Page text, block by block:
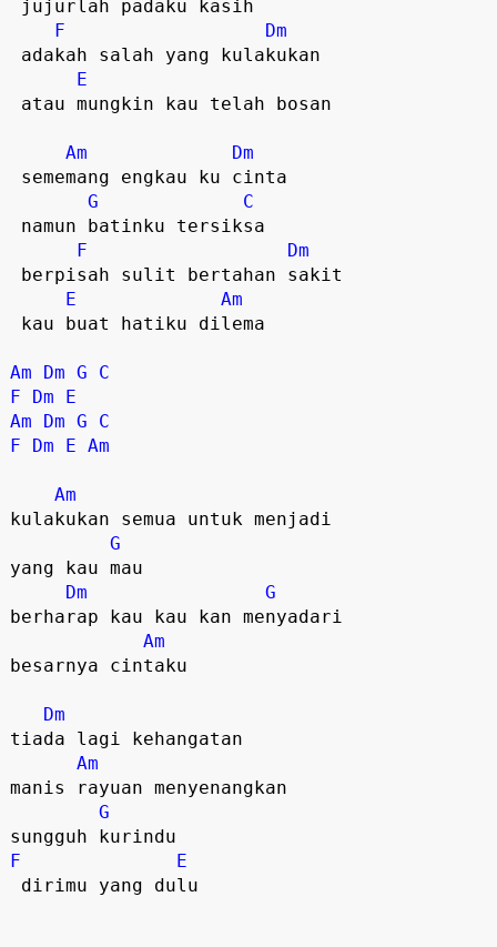
F
Dm
E
Am
Dm
G
C
F
Dm
E
Am
Am Dm G
C
F
Dm
E
Am
Dm G
C
F
Dm E Am
Am
kulakukan semua untuk menjadi
G
yang kau mau
Dm
G
berharap kau kau kan menyadari
Am
besarnya cintaku
Dm
tiada lagi kehangatan
Am
manis rayuan menyenangkan
G
F
E